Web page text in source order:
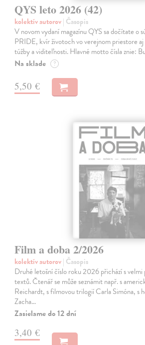
QYS leto 2026 (42)
kolektív autorov| Časopis
V novom vydaní magazínu QYS sa dočítate o
PRIDE, kvír životoch vo verejnom priestore
túžby a viditeľnosti. Hlavné motto čísla znie:
Na sklade ?
5,50 €
Film a doba 2/2026
kolektív autorov| Časopis
Druhé letošní číslo roku 2026 přichází s velmi
textů. Čtenář se může seznámit např. s
Reichardt, s filmovou trilogií Carla Simóna, s
Zacha…
Zasielame do 12 dní
3,40 €